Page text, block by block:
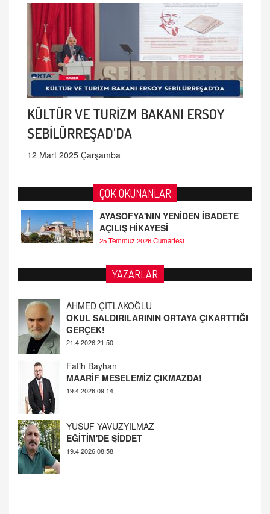
KÜLTÜR VE TURİZM BAKANI ERSOY
SEBİLÜRREŞAD'DA
12 Mart 2025 Çarşamba
ÇOK OKUNANLAR
AYASOFYA'NIN YENİDEN İBADETE
AÇILIŞ HİKAYESİ
25 Temmuz 2026 Cumartesi
YAZARLAR
AHMED ÇITLAKOĞLU
OKUL SALDIRILARININ ORTAYA ÇIKARTTIĞI
21.4.2026 21:50
Fatih Bayhan
MAARİF MESELEMİZ ÇIKMAZDA!
YUSUF YAVUZYILMAZ